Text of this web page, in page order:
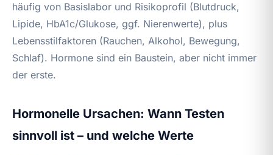
häufig von Basislabor und Risikoprofil (Blutdruck,
Lipide, HbA1c/Glukose, ggf. Nierenwerte), plus
Lebensstilfaktoren (Rauchen, Alkohol, Bewegung,
Schlaf). Hormone sind ein Baustein, aber nicht immer
der erste.
Hormonelle Ursachen: Wann Testen
sinnvoll ist – und welche Werte